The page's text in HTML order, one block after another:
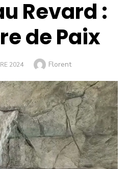
Revard :
de Paix
2024 Author
Florent